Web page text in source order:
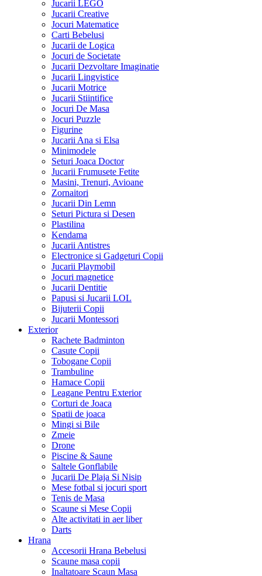
Jucarii LEGO
Jucarii Creative
Jocuri Matematice
Carti Bebelusi
Jucarii de Logica
Jocuri de Societate
Jucarii Dezvoltare Imaginatie
Jucarii Lingvistice
Jucarii Motrice
Jucarii Stiintifice
Jocuri De Masa
Jocuri Puzzle
Figurine
Jucarii Ana si Elsa
Minimodele
Seturi Joaca Doctor
Jucarii Frumusete Fetite
Masini, Trenuri, Avioane
Zornaitori
Jucarii Din Lemn
Seturi Pictura si Desen
Plastilina
Kendama
Jucarii Antistres
Electronice si Gadgeturi Copii
Jucarii Playmobil
Jocuri magnetice
Jucarii Dentitie
Papusi si Jucarii LOL
Bijuterii Copii
Jucarii Montessori
Exterior
Rachete Badminton
Casute Copii
Tobogane Copii
Trambuline
Hamace Copii
Leagane Pentru Exterior
Corturi de Joaca
Spatii de joaca
Mingi si Bile
Zmeie
Drone
Piscine & Saune
Saltele Gonflabile
Jucarii De Plaja Si Nisip
Mese fotbal si jocuri sport
Tenis de Masa
Scaune si Mese Copii
Alte activitati in aer liber
Darts
Hrana
Accesorii Hrana Bebelusi
Scaune masa copii
Inaltatoare Scaun Masa